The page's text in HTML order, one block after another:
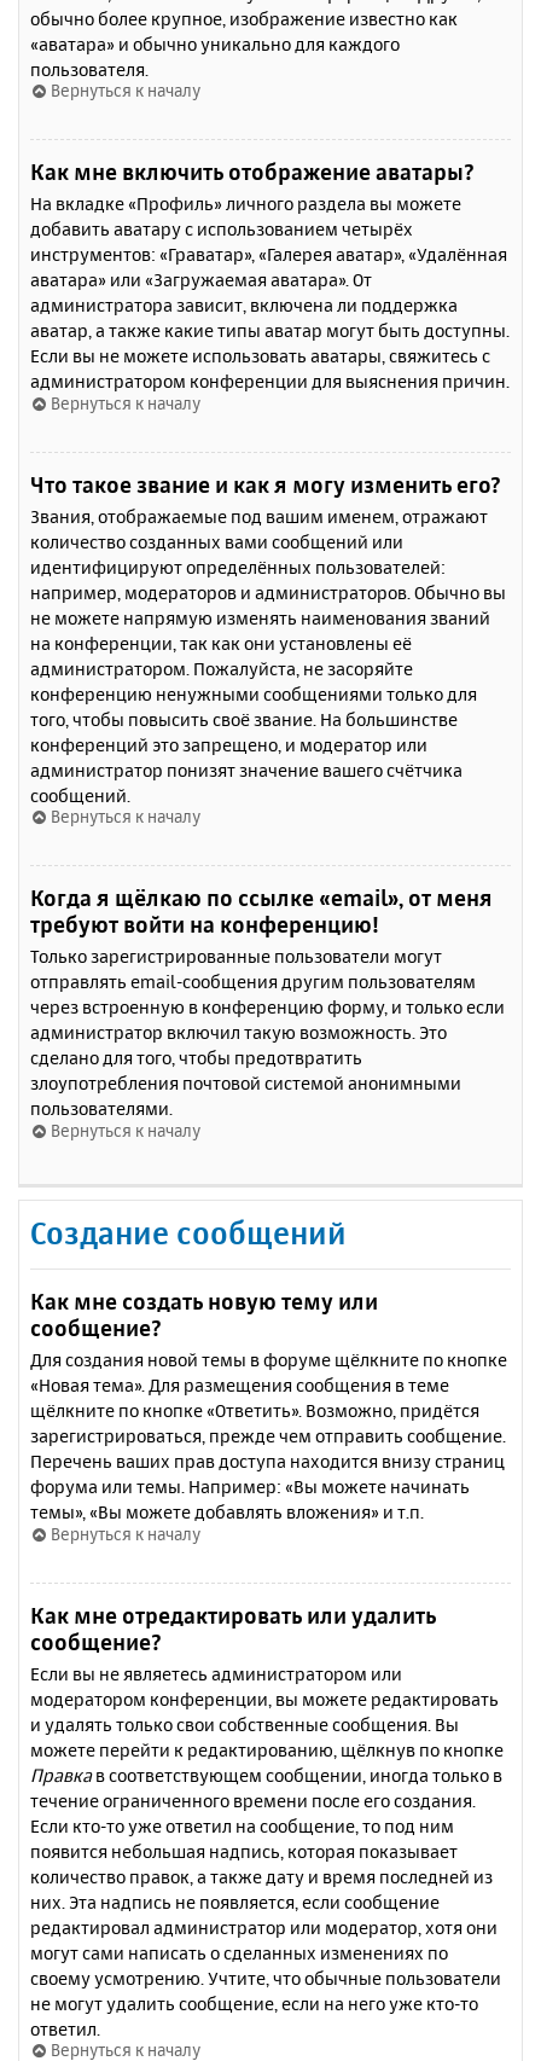
обычно более крупное, изображение известно как
«аватара» и обычно уникально для каждого
пользователя.
Вернуться к началу
Как мне включить отображение аватары?
На вкладке «Профиль» личного раздела вы можете
добавить аватару с использованием четырёх
инструментов: «Граватар», «Галерея аватар», «Удалённая
аватара» или «Загружаемая аватара». От
администратора зависит, включена ли поддержка
аватар, а также какие типы аватар могут быть доступны.
Если вы не можете использовать аватары, свяжитесь с
администратором конференции для выяснения причин.
Вернуться к началу
Что такое звание и как я могу изменить его?
Звания, отображаемые под вашим именем, отражают
количество созданных вами сообщений или
идентифицируют определённых пользователей:
например, модераторов и администраторов. Обычно вы
не можете напрямую изменять наименования званий
на конференции, так как они установлены её
администратором. Пожалуйста, не засоряйте
конференцию ненужными сообщениями только для
того, чтобы повысить своё звание. На большинстве
конференций это запрещено, и модератор или
администратор понизят значение вашего счётчика
сообщений.
Вернуться к началу
Когда я щёлкаю по ссылке «email», от меня
требуют войти на конференцию!
Только зарегистрированные пользователи могут
отправлять email-сообщения другим пользователям
через встроенную в конференцию форму, и только если
администратор включил такую возможность. Это
сделано для того, чтобы предотвратить
злоупотребления почтовой системой анонимными
пользователями.
Вернуться к началу
Создание сообщений
Как мне создать новую тему или
сообщение?
Для создания новой темы в форуме щёлкните по кнопке
«Новая тема». Для размещения сообщения в теме
щёлкните по кнопке «Ответить». Возможно, придётся
зарегистрироваться, прежде чем отправить сообщение.
Перечень ваших прав доступа находится внизу страниц
форума или темы. Например: «Вы можете начинать
темы», «Вы можете добавлять вложения» и т.п.
Вернуться к началу
Как мне отредактировать или удалить
сообщение?
Если вы не являетесь администратором или
модератором конференции, вы можете редактировать
и удалять только свои собственные сообщения. Вы
можете перейти к редактированию, щёлкнув по кнопке
Правкав соответствующем сообщении, иногда только в
течение ограниченного времени после его создания.
Если кто-то уже ответил на сообщение, то под ним
появится небольшая надпись, которая показывает
количество правок, а также дату и время последней из
них. Эта надпись не появляется, если сообщение
редактировал администратор или модератор, хотя они
могут сами написать о сделанных изменениях по
своему усмотрению. Учтите, что обычные пользователи
не могут удалить сообщение, если на него уже кто-то
ответил.
Вернуться к началу